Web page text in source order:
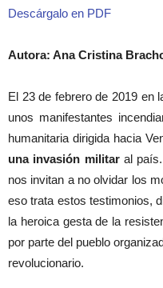
Descárgalo en PDF
Autora: Ana Cristina
El 23 de febrero de 2019 en
unos manifestantes
humanitaria dirigida hacia
una invasión militaral país.
nos invitan a no olvidar los
eso trata estos testimonios,
la heroica gesta de la
por parte del pueblo
revolucionario.